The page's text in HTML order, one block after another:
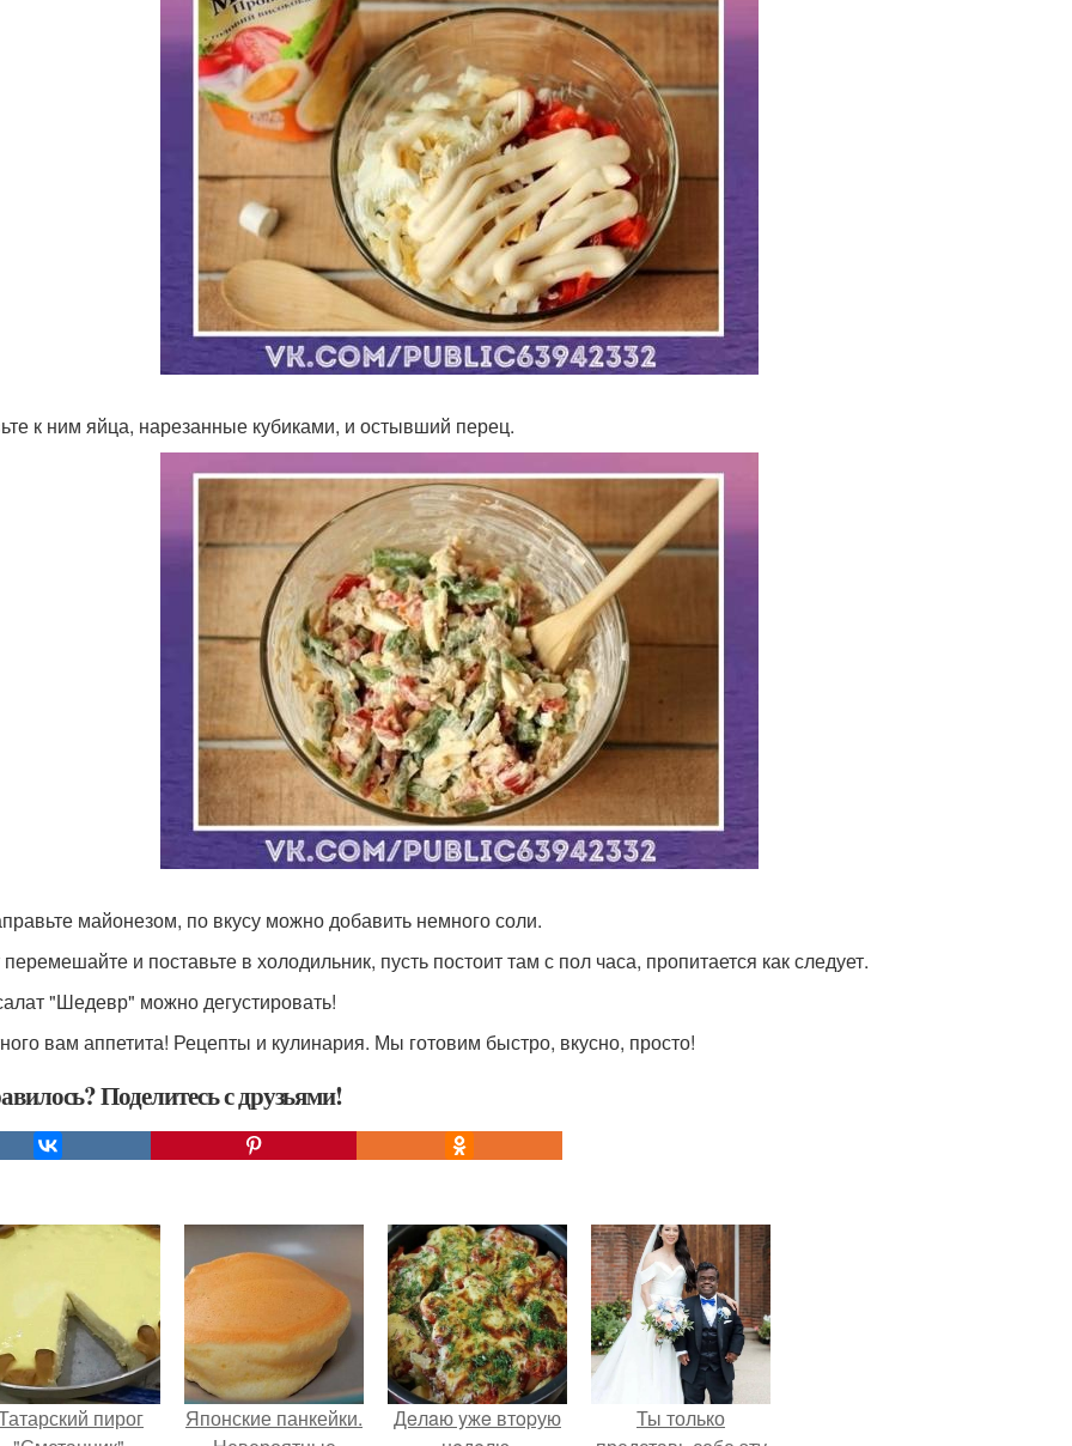
к ним яйца, нарезанные кубиками, и остывший перец.
майонезом, по вкусу можно добавить немного соли.
и поставьте в холодильник, пусть постоит там с пол часа, пропитается как следует.
"Шедевр" можно дегустировать!
вам аппетита! Рецепты и кулинария. Мы готовим быстро, вкусно, просто!
Поделитесь с друзьями!
пирог
Японские панкейки.
Дeлaю yжe втopую
Ты только